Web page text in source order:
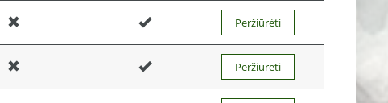
Peržiūrėti
Peržiūrėti